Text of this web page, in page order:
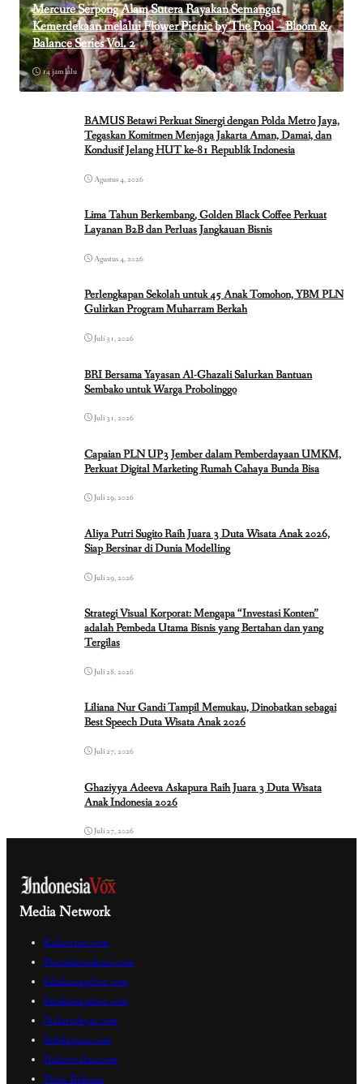
Mercure Serpong Alam Sutera Rayakan Semangat
Kemerdekaan melalui Flower Picnic by The Pool – Bloom &
Balance Series Vol. 2
14 jam lalu
BAMUS Betawi Perkuat Sinergi dengan Polda Metro Jaya,
Tegaskan Komitmen Menjaga Jakarta Aman, Damai, dan
Kondusif Jelang HUT ke-81 Republik Indonesia
Agustus 4, 2026
Lima Tahun Berkembang, Golden Black Coffee Perkuat
Layanan B2B dan Perluas Jangkauan Bisnis
Agustus 4, 2026
Perlengkapan Sekolah untuk 45 Anak Tomohon, YBM PLN
Gulirkan Program Muharram Berkah
Juli 31, 2026
BRI Bersama Yayasan Al-Ghazali Salurkan Bantuan
Sembako untuk Warga Probolinggo
Juli 31, 2026
Capaian PLN UP3 Jember dalam Pemberdayaan UMKM,
Perkuat Digital Marketing Rumah Cahaya Bunda Bisa
Juli 29, 2026
Aliya Putri Sugito Raih Juara 3 Duta Wisata Anak 2026,
Siap Bersinar di Dunia Modelling
Juli 29, 2026
Strategi Visual Korporat: Mengapa “Investasi Konten”
adalah Pembeda Utama Bisnis yang Bertahan dan yang
Tergilas
Juli 28, 2026
Liliana Nur Gandi Tampil Memukau, Dinobatkan sebagai
Best Speech Duta Wisata Anak 2026
Juli 27, 2026
Ghaziyya Adeeva Askapura Raih Juara 3 Duta Wisata
Anak Indonesia 2026
Juli 27, 2026
Media Network
Kabartren.com
Portaldemokrasi.com
Edukasiupdate.com
Edukasiupdate.com
Nalarrakyat.com
Sabdaguru.com
Radarwaktu.com
Press Release